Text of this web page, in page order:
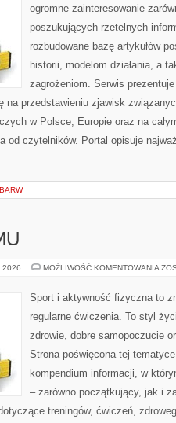
ogromne zainteresowanie
poszukujących rzetelnych
rozbudowane bazę artykułów
historii, modelom działania, a
zagrożeniom. Serwis
przedstawieniu zjawisk
w Polsce, Europie oraz na
od czytelników. Portal opisuje
2026 MOŻLIWOŚĆ KOMENTOWANIA
Sport i aktywność fizyczna to
regularne ćwiczenia. To styl
zdrowie, dobre samopoczucie
Strona poświęcona tej
kompendium informacji, w
– zarówno początkujący, jak i
treningów, ćwiczeń,